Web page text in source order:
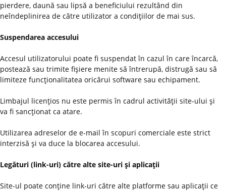
pierdere, daună sau lipsă a beneficiului rezultând din
neîndeplinirea de către utilizator a condiţiilor de mai sus.
Suspendarea accesului
Accesul utilizatorului poate fi suspendat în cazul în care încarcă,
postează sau trimite fişiere menite să întrerupă, distrugă sau să
limiteze funcţionalitatea oricărui software sau echipament.
Limbajul licenţios nu este permis în cadrul activităţii site-ului şi
va fi sancţionat ca atare.
Utilizarea adreselor de e-mail în scopuri comerciale este strict
interzisă şi va duce la blocarea accesului.
Legături (link-uri) către alte site-uri şi aplicaţii
Site-ul poate conţine link-uri către alte platforme sau aplicaţii ce